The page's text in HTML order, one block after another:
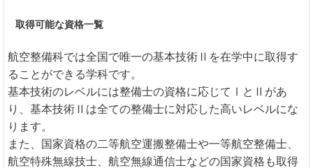
取得可能な資格一覧
航空整備科では全国で唯一の基本技術Ⅱを在学中に取得す
ることができる学科です。
基本技術のレベルには整備士の資格に応じてⅠとⅡがあ
り、基本技術Ⅱは全ての整備士に対応した高いレベルにな
ります。
また、国家資格の二等航空運搬整備士や一等航空整備士、
航空特殊無線技士、航空無線通信士などの国家資格も取得